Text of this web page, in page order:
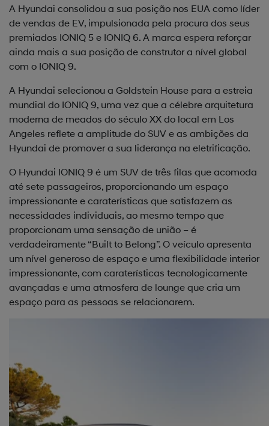
A Hyundai consolidou a sua posição nos EUA como líder
de vendas de EV, impulsionada pela procura dos seus
premiados IONIQ 5 e IONIQ 6. A marca espera reforçar
ainda mais a sua posição de construtor a nível global
com o IONIQ 9.
A Hyundai selecionou a Goldstein House para a estreia
mundial do IONIQ 9, uma vez que a célebre arquitetura
moderna de meados do século XX do local em Los
Angeles reflete a amplitude do SUV e as ambições da
Hyundai de promover a sua liderança na eletrificação.
O Hyundai IONIQ 9 é um SUV de três filas que acomoda
até sete passageiros, proporcionando um espaço
impressionante e caraterísticas que satisfazem as
necessidades individuais, ao mesmo tempo que
proporcionam uma sensação de união – é
verdadeiramente “Built to Belong”. O veículo apresenta
um nível generoso de espaço e uma flexibilidade interior
impressionante, com caraterísticas tecnologicamente
avançadas e uma atmosfera de lounge que cria um
espaço para as pessoas se relacionarem.